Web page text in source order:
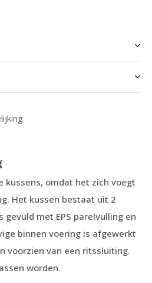
kussens, omdat het zich voegt
Het kussen bestaat uit 2
gevuld met EPS parelvulling en
binnen voering is afgewerkt
voorzien van een ritssluiting.
worden.